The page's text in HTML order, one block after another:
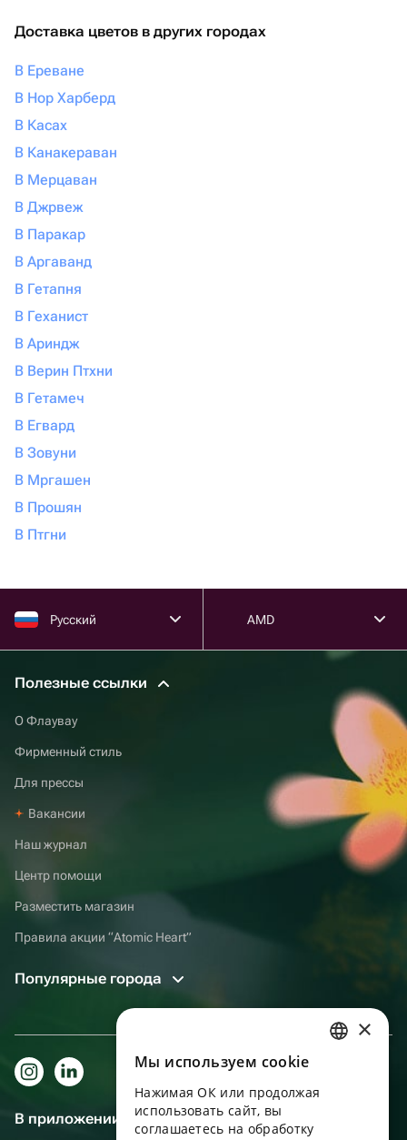
Доставка цветов в других городах
В Ереване
В Нор Харберд
В Касах
В Канакераван
В Мерцаван
В Джрвеж
В Паракар
В Аргаванд
В Гетапня
В Геханист
В Ариндж
В Верин Птхни
В Гетамеч
В Егвард
В Зовуни
В Мргашен
В Прошян
В Птгни
Русский AMD
Полезные ссылки
О Флаувау
Фирменный стиль
Для прессы
Вакансии
Наш журнал
Центр помощи
Разместить магазин
Правила акции “Atomic Heart”
Популярные города
В приложении еще удобнее!
ENGLISH
UKRAINIAN
×
Мы используем сookie
Нажимая ОК или продолжая
использовать сайт, вы
соглашаетесь на обработку